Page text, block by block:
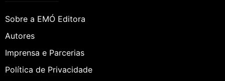
Sobre a EMÓ Editora
Autores
Imprensa e Parcerias
Política de Privacidade